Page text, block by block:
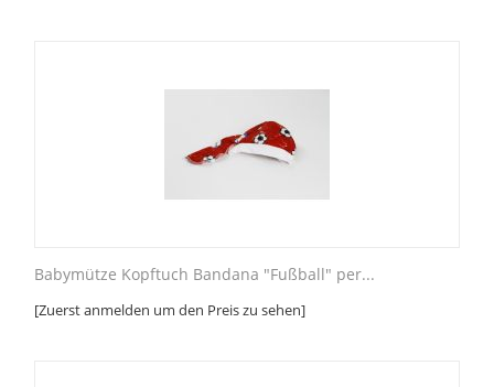
Babymütze Kopftuch Bandana "Fußball" per...
[Zuerst anmelden um den Preis zu sehen]